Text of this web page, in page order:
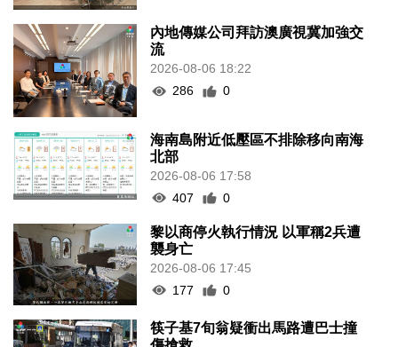
內地傳媒公司拜訪澳廣視冀加強交
流
2026-08-06 18:22
286
0
海南島附近低壓區不排除移向南海
北部
2026-08-06 17:58
407
0
黎以商停火執行情況 以軍稱2兵遭
襲身亡
2026-08-06 17:45
177
0
筷子基7旬翁疑衝出馬路遭巴士撞